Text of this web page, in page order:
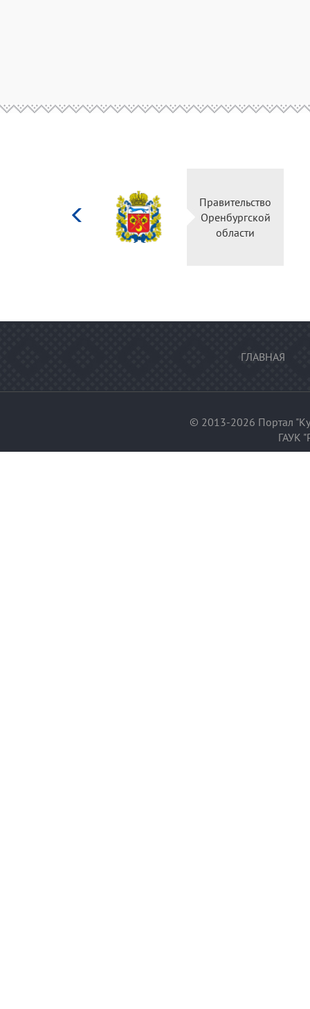
Правительство
Оренбургской
области
ГЛАВНАЯ
© 2013-2026 Портал
ГАУК